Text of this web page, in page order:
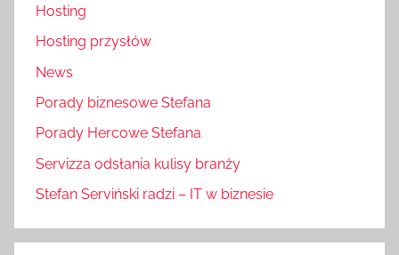
Hosting
Hosting przysłów
News
Porady biznesowe Stefana
Porady Hercowe Stefana
Servizza odsłania kulisy branży
Stefan Serviński radzi – IT w biznesie